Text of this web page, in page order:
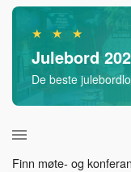
★ ★ ★
Julebord
De beste
Finn møte- og